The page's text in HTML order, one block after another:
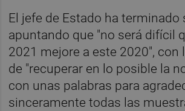
El jefe de Estado ha terminado
apuntando que "no será difícil
2021 mejore a este 2020", con
de "recuperar en lo posible la
con unas palabras para
sinceramente todas las